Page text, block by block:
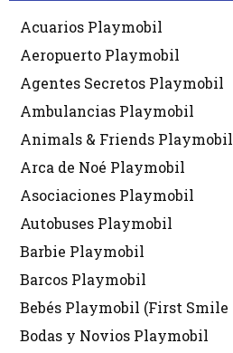
Acuarios Playmobil
Aeropuerto Playmobil
Agentes Secretos Playmobil
Ambulancias Playmobil
Animals & Friends Playmobil
Arca de Noé Playmobil
Asociaciones Playmobil
Autobuses Playmobil
Barbie Playmobil
Barcos Playmobil
Bebés Playmobil (First Smile
Bodas y Novios Playmobil